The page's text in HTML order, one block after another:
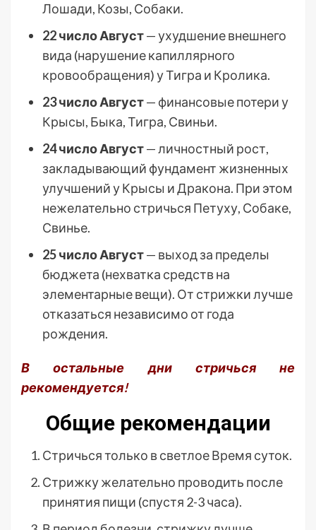
Лошади, Козы, Собаки.
22 число Август— ухудшение внешнего
вида (нарушение капиллярного
кровообращения) у Тигра и Кролика.
23 число Август— финансовые потери у
Крысы, Быка, Тигра, Свиньи.
24 число Август— личностный рост,
закладывающий фундамент жизненных
улучшений у Крысы и Дракона. При этом
нежелательно стричься Петуху, Собаке,
Свинье.
25 число Август— выход за пределы
бюджета (нехватка средств на
элементарные вещи). От стрижки лучше
отказаться независимо от года
рождения.
В остальные дни стричься не
рекомендуется!
Общие рекомендации
Стричься только в светлое Время суток.
Стрижку желательно проводить после
принятия пищи (спустя 2-3 часа).